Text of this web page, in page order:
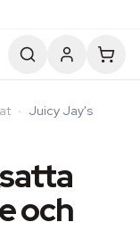
· Juicy Jay's
och